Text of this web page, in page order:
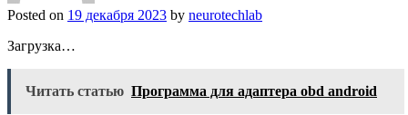
Posted on 19 декабря 2023 by neurotechlab
Загрузка…
Читать статью Программа для адаптера obd android